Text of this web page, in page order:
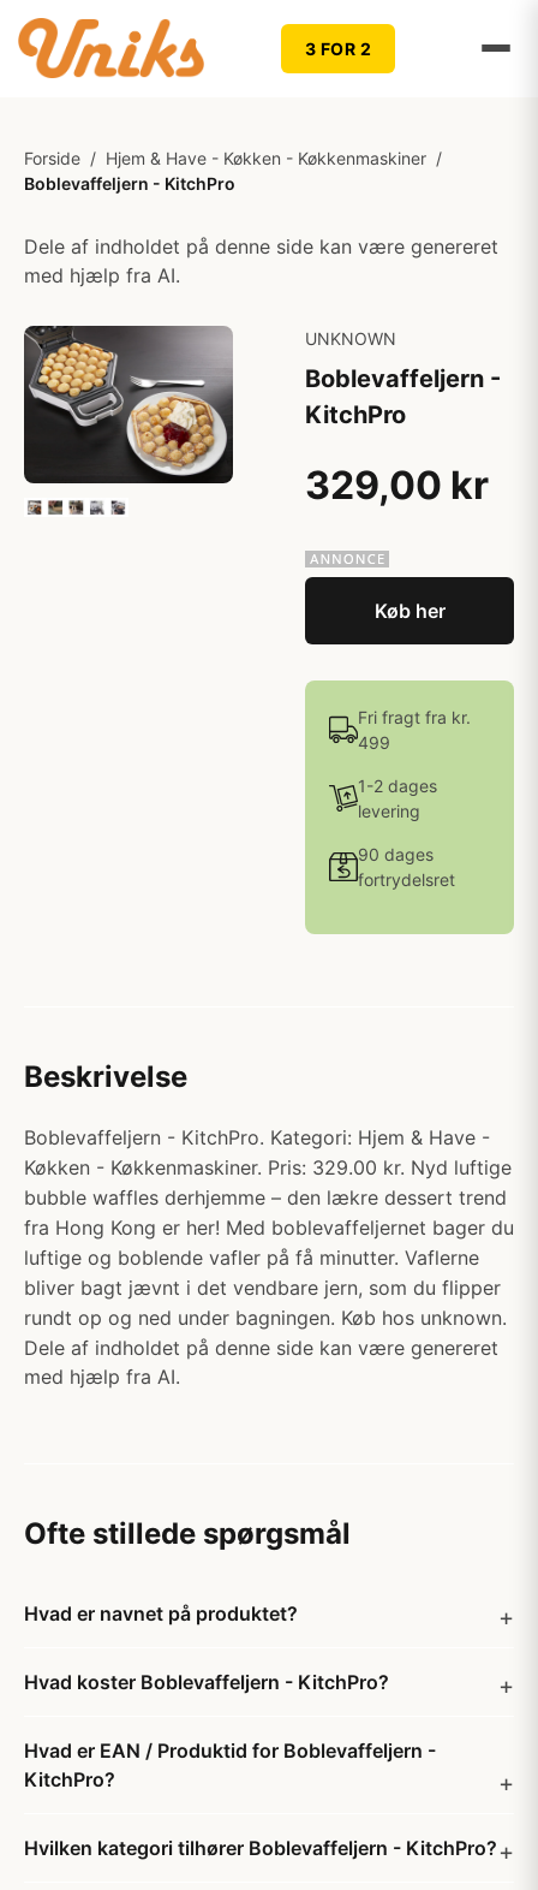
3 FOR 2
Forside / Hjem & Have - Køkken - Køkkenmaskiner /
Boblevaffeljern - KitchPro
Dele af indholdet på denne side kan være genereret
med hjælp fra AI.
UNKNOWN
Boblevaffeljern -
KitchPro
329,00 kr
Køb her
Fri fragt fra kr.
499
1-2 dages
levering
90 dages
fortrydelsret
Beskrivelse
Boblevaffeljern - KitchPro. Kategori: Hjem & Have -
Køkken - Køkkenmaskiner. Pris: 329.00 kr. Nyd luftige
bubble waffles derhjemme – den lækre dessert trend
fra Hong Kong er her! Med boblevaffeljernet bager du
luftige og boblende vafler på få minutter. Vaflerne
bliver bagt jævnt i det vendbare jern, som du flipper
rundt op og ned under bagningen. Køb hos unknown.
Dele af indholdet på denne side kan være genereret
med hjælp fra AI.
Ofte stillede spørgsmål
Hvad er navnet på produktet?
Hvad koster Boblevaffeljern - KitchPro?
Hvad er EAN / Produktid for Boblevaffeljern -
KitchPro?
Hvilken kategori tilhører Boblevaffeljern - KitchPro?